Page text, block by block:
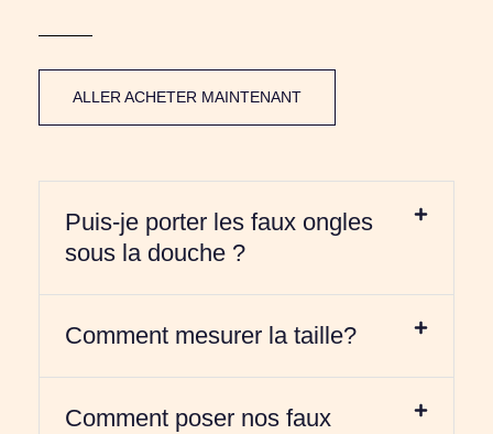
ALLER ACHETER MAINTENANT
Puis-je porter les faux ongles
sous la douche ?
Comment mesurer la taille?
Comment poser nos faux